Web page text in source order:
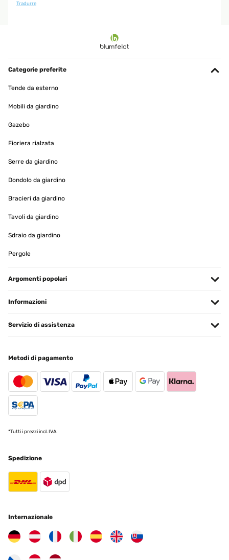
Tradurre
Categorie preferite
Tende da esterno
Mobili da giardino
Gazebo
Fioriera rialzata
Serre da giardino
Dondolo da giardino
Bracieri da giardino
Tavoli da giardino
Sdraio da giardino
Pergole
Argomenti popolari
Informazioni
Servizio di assistenza
Metodi di pagamento
*Tutti i prezzi incl. IVA.
Spedizione
Internazionale